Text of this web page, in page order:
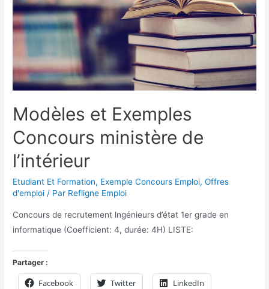
Modèles et Exemples
Concours ministère de
l’intérieur
Etudiant Et Formation, Exemple Concours Emploi,Offres
d'emploi / Par Refligne Emploi
Concours de recrutement lngénieurs d’état 1er grade en
informatique (Coefficient: 4, durée: 4H) LISTE:
Partager :
Facebook Twitter LinkedIn